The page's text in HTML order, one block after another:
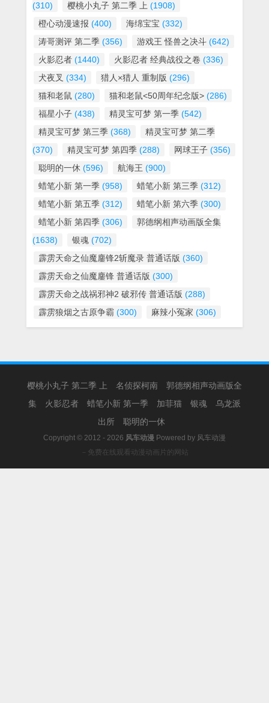
(310)
樱桃小丸子 第二季 上 (1908)
橙心动漫速报 (400) 海绵宝宝 (332)
涛哥测评 第二季 (356) 游戏王 怪兽之决斗 (642)
火影忍者 (1440) 火影忍者 经典战役之卷 (336)
犬夜叉 (334) 猎人×猎人 重制版 (296)
猫和老鼠 (280) 猫和老鼠<50周年纪念版> (286)
福星小子 (438) 精灵宝可梦 第一季 (542)
精灵宝可梦 第三季 (368)
精灵宝可梦 第二季
(370)
精灵宝可梦 第四季 (288) 网球王子 (356)
聪明的一休 (596) 航海王 (900)
蜡笔小新 第一季 (958) 蜡笔小新 第三季 (312)
蜡笔小新 第五季 (312) 蜡笔小新 第六季 (300)
蜡笔小新 第四季 (306)
郭德纲相声动画版全集
(1638)
银魂 (702)
霹雳天命之仙魔鏖锋2斩魔录 普通话版 (360)
霹雳天命之仙魔鏖锋 普通话版 (300)
霹雳天命之战祸邪神2 破邪传 普通话版 (288)
霹雳狼烟之古原争霸 (300) 麻辣小冤家 (306)
樱桃小丸子 第二季 上 名侦探柯南
郭德纲相声动画版全
集
火影忍者 蜡笔小新 第一季 加菲猫 银魂
乌龙派
出所
聪明的一休
Copyright © 2012 - 2026 风车动漫 Powered by 风车动漫
－免费在线观看动漫动画片的网站